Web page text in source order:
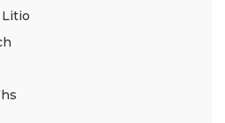
Litio